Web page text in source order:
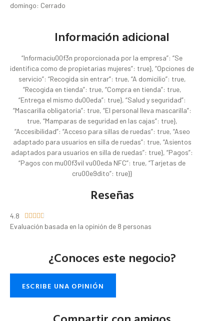
domingo: Cerrado
Información adicional
“Informaciu00f3n proporcionada por la empresa”: “Se
identifica como de propietarias mujeres”: true}, “Opciones de
servicio”: “Recogida sin entrar”: true, “A domicilio”: true,
“Recogida en tienda”: true, “Compra en tienda”: true,
“Entrega el mismo du00eda”: true}, “Salud y seguridad”:
“Mascarilla obligatoria”: true, “El personal lleva mascarilla”:
true, “Mamparas de seguridad en las cajas”: true},
“Accesibilidad”: “Acceso para sillas de ruedas”: true, “Aseo
adaptado para usuarios en silla de ruedas”: true, “Asientos
adaptados para usuarios en silla de ruedas”: true}, “Pagos”:
“Pagos con mu00f3vil vu00eda NFC”: true, “Tarjetas de
cru00e9dito”: true}}
Reseñas
4.8     
Evaluación basada en la opinión de 8 personas
¿Conoces este negocio?
ESCRIBE UNA OPINIÓN